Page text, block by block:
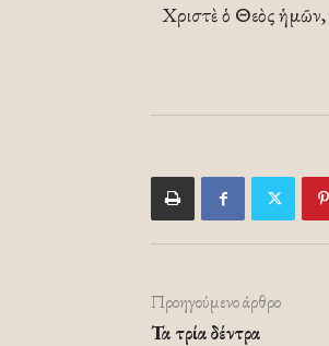
Χριστὲ ὁ Θεὸς ἡμῶν,
Προηγούμενο άρθρο
Τα τρία δέντρα